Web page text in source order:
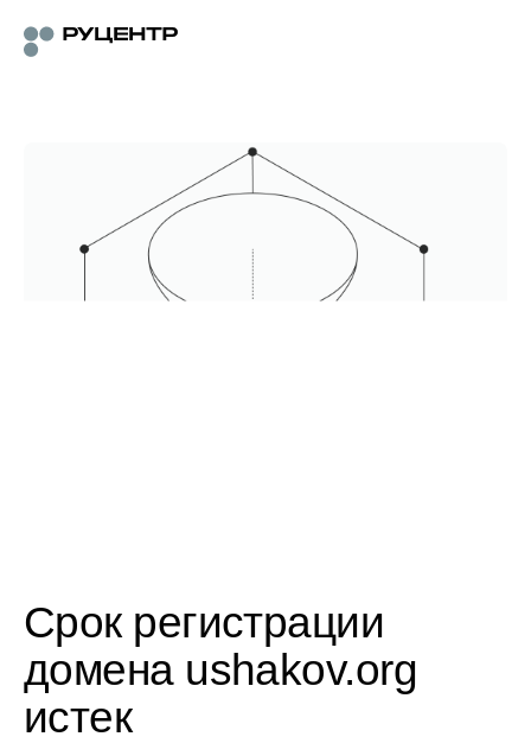
Срок регистрации
домена ushakov.org
истек